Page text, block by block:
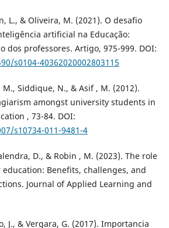
L., & Oliveira, M. (2021). O desafio
artificial na Educação:
dos professores. Artigo, 975-999. DOI:
s0104-40362020002803115
Siddique, N., & Asif , M. (2012).
amongst university students in
, 73-84. DOI:
s10734-011-9481-4
D., & Robin , M. (2023). The role
education: Benefits, challenges, and
Journal of Applied Learning and
J., & Vergara, G. (2017). Importancia